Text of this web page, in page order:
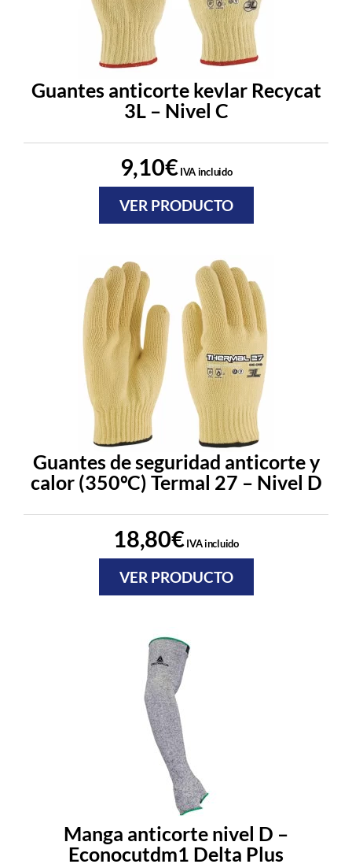
Guantes anticorte kevlar Recycat
3L – Nivel C
9,10€IVA incluido
VER PRODUCTO
Guantes de seguridad anticorte y
calor (350ºC) Termal 27 – Nivel D
18,80€IVA incluido
VER PRODUCTO
Manga anticorte nivel D –
Econocutdm1 Delta Plus